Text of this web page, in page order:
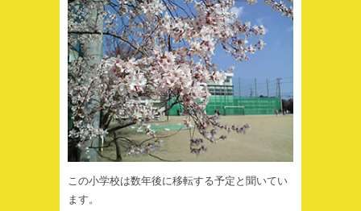
この小学校は数年後に移転する予定と聞いてい
ます。